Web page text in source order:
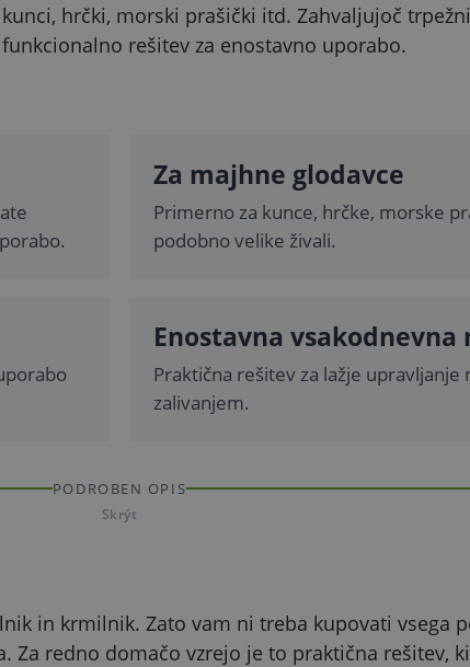
hrčki, morski prašički itd. Zahvaljujoč
rešitev za enostavno uporabo.
Za majhne glodavce
Primerno za kunce, hrčke, morske
podobno velike živali.
Enostavna vsakodnevna
Praktična rešitev za lažje
zalivanjem.
PODROBEN OPIS
Skrýt
in krmilnik. Zato vam ni treba kupovati vsega
Za redno domačo vzrejo je to praktična rešitev,